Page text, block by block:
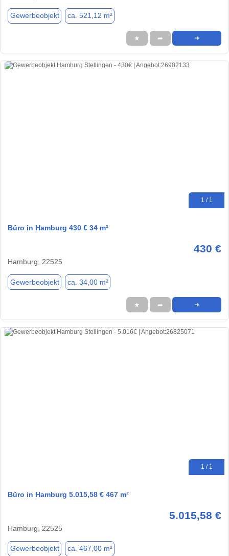
Gewerbeobjekt ca. 521,12 m²
★ ➦ ➜
1 / 1
Büro in Hamburg 430 € 34 m²
430 €
Hamburg, 22525
Gewerbeobjekt ca. 34,00 m²
★ ➦ ➜
1 / 1
Büro in Hamburg 5.015,58 € 467 m²
5.015,58 €
Hamburg, 22525
Gewerbeobjekt ca. 467,00 m²